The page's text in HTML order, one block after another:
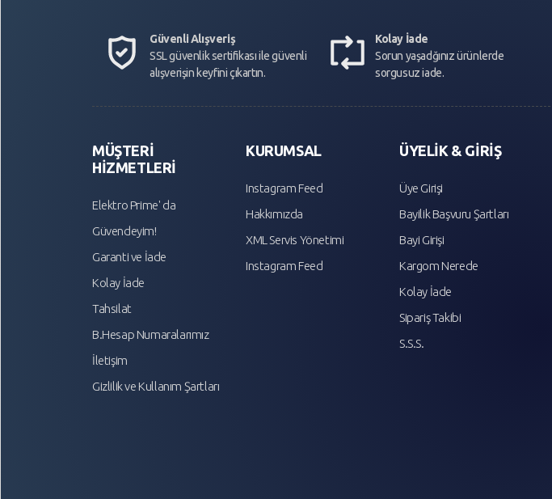
Güvenli Alışveriş
SSL güvenlik sertifikası ile güvenli
alışverişin keyfini çıkartın.
Kolay İade
Sorun yaşadğınız ürünlerde
sorgusuz iade.
MÜŞTERİ
HİZMETLERİ
Elektro Prime' da
Güvendeyim!
Garanti ve İade
Kolay İade
Tahsilat
B.Hesap Numaralarımız
İletişim
Gizlilik ve Kullanım Şartları
KURUMSAL
Instagram Feed
Hakkımızda
XML Servis Yönetimi
Instagram Feed
ÜYELİK & GİRİŞ
Üye Girişi
Bayilik Başvuru Şartları
Bayi Girişi
Kargom Nerede
Kolay İade
Sipariş Takibi
S.S.S.